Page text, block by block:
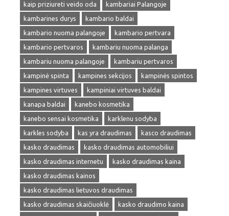
kaip priziureti veido oda
kambariai Palangoje
kambarines durys
kambario baldai
kambario nuoma palangoje
kambario pertvara
kambario pertvaros
kambariu nuoma palanga
kambariu nuoma palangoje
kambariu pertvaros
kampinė spinta
kampines sekcijos
kampinės spintos
kampines virtuves
kampiniai virtuves baldai
kanapa baldai
kanebo kosmetika
kanebo sensai kosmetika
karklenu sodyba
karkles sodyba
kas yra draudimas
kasco draudimas
kasko draudimas
kasko draudimas automobiliui
kasko draudimas internetu
kasko draudimas kaina
kasko draudimas kainos
kasko draudimas lietuvos draudimas
kasko draudimas skaičiuoklė
kasko draudimo kaina